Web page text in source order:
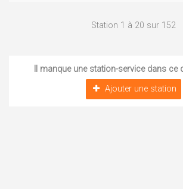
Station 1 à 20 sur 152
Il manque une station-service dans ce
Ajouter une station